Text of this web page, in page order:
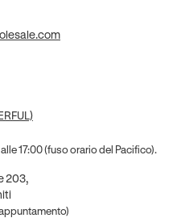
17:00 (fuso orario del Pacifico).
203,